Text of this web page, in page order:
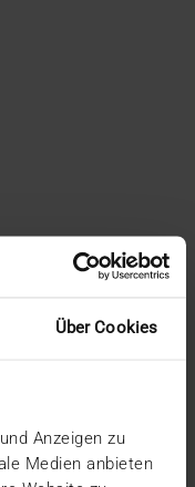
Über Cookies
Anzeigen zu
Medien anbieten